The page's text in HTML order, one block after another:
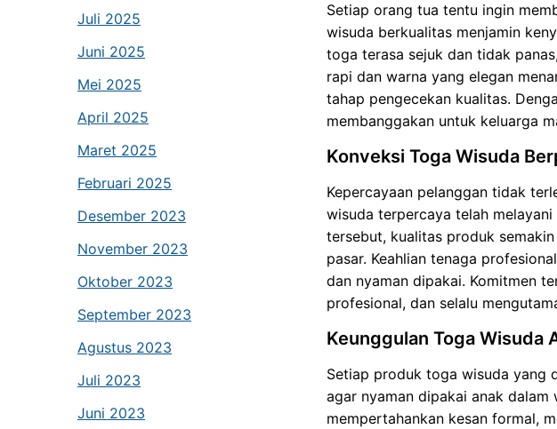
Juli 2025
Juni 2025
Mei 2025
April 2025
Maret 2025
Februari 2025
Desember 2023
November 2023
Oktober 2023
September 2023
Agustus 2023
Juli 2023
Juni 2023
Setiap orang tua tentu ingin
wisuda berkualitas menjamin
toga terasa sejuk dan tidak
rapi dan warna yang elegan
tahap pengecekan kualitas.
membanggakan untuk keluarga
Konveksi Toga Wisuda
Kepercayaan pelanggan tidak
wisuda terpercaya telah
tersebut, kualitas produk
pasar. Keahlian tenaga
dan nyaman dipakai. Komitmen
profesional, dan selalu
Keunggulan Toga Wisuda
Setiap produk toga wisuda yang
agar nyaman dipakai anak
mempertahankan kesan formal,